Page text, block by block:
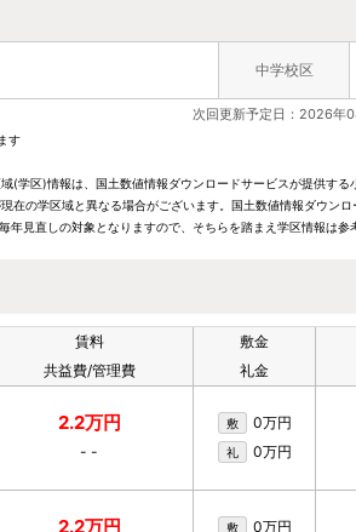
中学校区
次回更新予定日：2026年
す
(学区)情報は、国土数値情報ダウンロードサービスが提供す
在の学区域と異なる場合がございます。国土数値情報ダウン
見直しの対象となりますので、そちらを踏まえ学区情報は参
賃料
共益費/管理費
敷金
礼金
2.2万円
- -
敷 0万円
礼 0万円
2.2万円 敷 0万円